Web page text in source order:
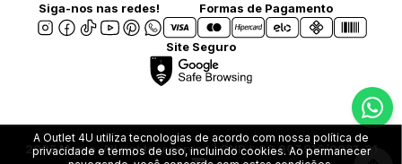
Siga-nos nas redes! Formas de Pagamento
Site Seguro
2025 Marca. All rights reserved | CNPJ: 08.907.916/0001-31
A Outlet 4U utiliza tecnologias de acordo com nossa política de
privacidade e termos de uso, incluindo cookies. Ao permanecer